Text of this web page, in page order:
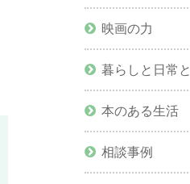
映画の力
暮らしと日常と
本のある生活
相談事例